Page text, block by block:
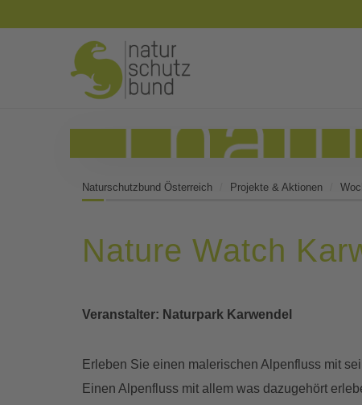
Naturschutzbund Österreich Projekte & Aktionen
Nature Watch
Veranstalter: Naturpark Karwendel
Erleben Sie einen malerischen Alpenfluss mit
Einen Alpenfluss mit allem was dazugehört